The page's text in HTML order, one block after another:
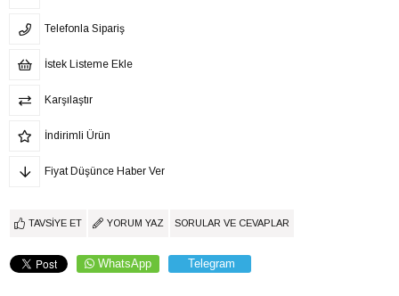
Telefonla Sipariş
İstek Listeme Ekle
Karşılaştır
İndirimli Ürün
Fiyat Düşünce Haber Ver
TAVSIYE ET YORUM YAZ SORULAR VE CEVAPLAR
WhatsApp Telegram